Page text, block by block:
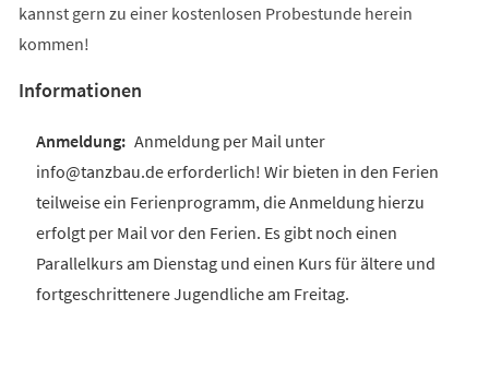
kannst gern zu einer kostenlosen Probestunde herein
kommen!
Informationen
Anmeldung per Mail unter
info@tanzbau.de erforderlich! Wir bieten in den Ferien
teilweise ein Ferienprogramm, die Anmeldung hierzu
erfolgt per Mail vor den Ferien. Es gibt noch einen
Parallelkurs am Dienstag und einen Kurs für ältere und
fortgeschrittenere Jugendliche am Freitag.